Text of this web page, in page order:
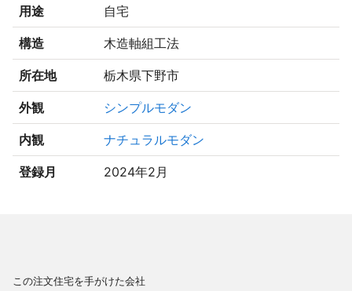
用途 自宅
構造 木造軸組工法
所在地 栃木県下野市
外観 シンプルモダン
内観 ナチュラルモダン
登録月 2024年2月
この注文住宅を手がけた会社